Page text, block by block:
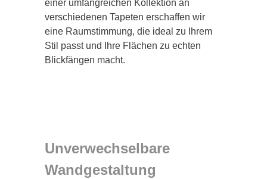
einer umfangreichen Kollektion an
verschiedenen Tapeten erschaffen wir
eine Raumstimmung, die ideal zu Ihrem
Stil passt und Ihre Flächen zu echten
Blickfängen macht.
Unverwechselbare
Wandgestaltung